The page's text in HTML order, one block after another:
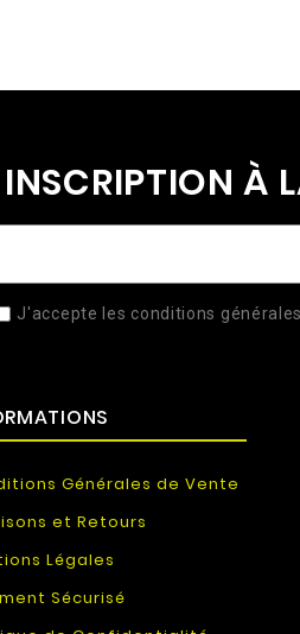
INSCRIPTION À
J'accepte les conditions
Générales de Vente
et Retours
Légales
Sécurisé